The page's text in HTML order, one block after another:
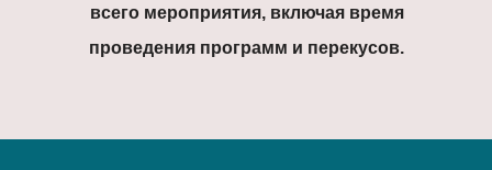
всего мероприятия, включая время
проведения программ и перекусов.